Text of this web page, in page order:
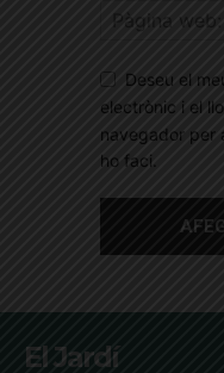
Deseu el
electrònic i el
navegador per
ho faci.
El Jardí